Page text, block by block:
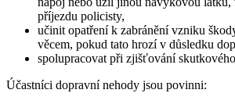
příjezdu policisty,
učinit opatření k zabránění vzniku
věcem, pokud tato hrozí v důsledku
spolupracovat při zjišťování
Účastníci dopravní nehody jsou povinni: